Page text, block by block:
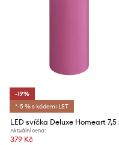
-19%
*-5 % s kódem: LST
Aktuální cena:
379 Kč